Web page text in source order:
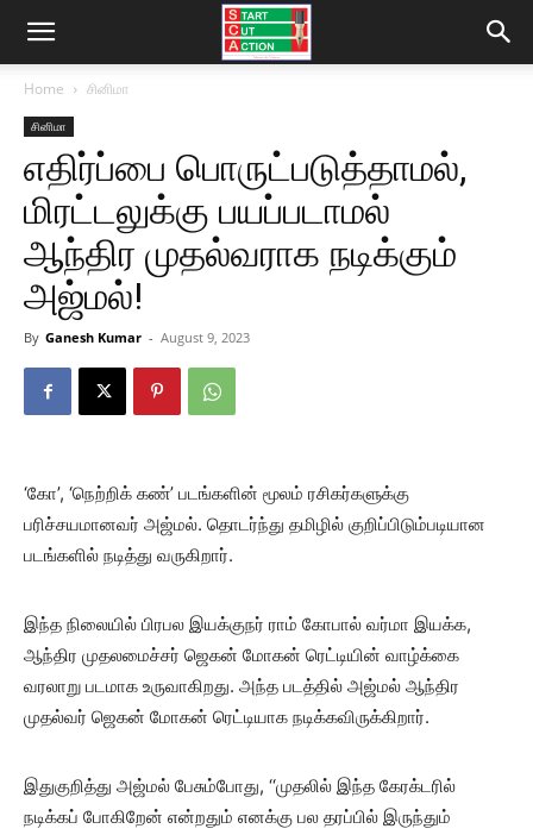
Home சினிமா
சினிமா
எதிர்ப்பை பொருட்படுத்தாமல்,
மிரட்டலுக்கு பயப்படாமல்
ஆந்திர முதல்வராக நடிக்கும்
அஜ்மல்!
By Ganesh Kumar - August 9, 2023
‘கோ’, ‘நெற்றிக் கண்’ படங்களின் மூலம் ரசிகர்களுக்கு
பரிச்சயமானவர் அஜ்மல். தொடர்ந்து தமிழில் குறிப்பிடும்படியான
படங்களில் நடித்து வருகிறார்.
இந்த நிலையில் பிரபல இயக்குநர் ராம் கோபால் வர்மா இயக்க,
ஆந்திர முதலமைச்சர் ஜெகன் மோகன் ரெட்டியின் வாழ்க்கை
வரலாறு படமாக உருவாகிறது. அந்த படத்தில் அஜ்மல் ஆந்திர
முதல்வர் ஜெகன் மோகன் ரெட்டியாக நடிக்கவிருக்கிறார்.
இதுகுறித்து அஜ்மல் பேசும்போது, ‘‘முதலில் இந்த கேரக்டரில்
நடிக்கப் போகிறேன் என்றதும் எனக்கு பல தரப்பில் இருந்தும்